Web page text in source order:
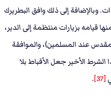
وبالإضافة إلى ذلك وافق البطريرك
قيامه بزيارات منتظمة إلى الدير،
عند المسلمين)، والموافقة
الأخير جعل الأقباط بلا
[37]
.